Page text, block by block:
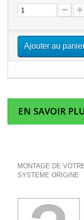
Ajouter au
EN SAVOIR
MONTAGE DE
SYSTEME ORIGINE